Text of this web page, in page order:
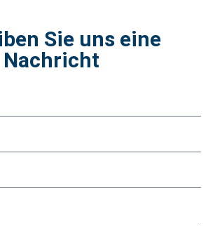
Sie uns eine
Nachricht